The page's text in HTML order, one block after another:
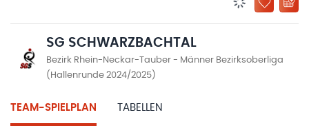
ZU
SG SCHWARZBACHTAL
Bezirk Rhein-Neckar-Tauber - Männer Bezirksoberliga
(Hallenrunde 2024/2025)
TEAM-SPIELPLAN TABELLEN